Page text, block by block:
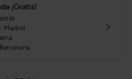
¡Gratis!
Madrid